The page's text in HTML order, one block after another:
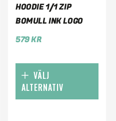
HOODIE 1/1 ZIP
BOMULL INK LOGO
579KR
VÄLJ
ALTERNATIV